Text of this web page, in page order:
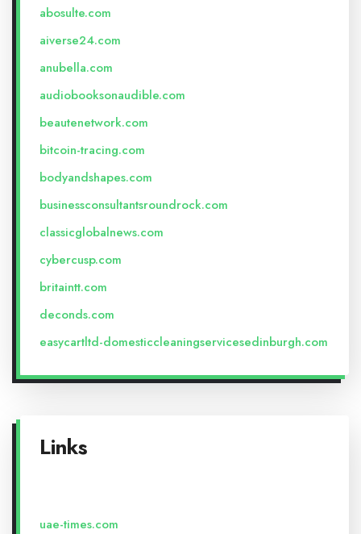
abosulte.com
aiverse24.com
anubella.com
audiobooksonaudible.com
beautenetwork.com
bitcoin-tracing.com
bodyandshapes.com
businessconsultantsroundrock.com
classicglobalnews.com
cybercusp.com
britaintt.com
deconds.com
easycartltd-domesticcleaningservicesedinburgh.com
Links
uae-times.com